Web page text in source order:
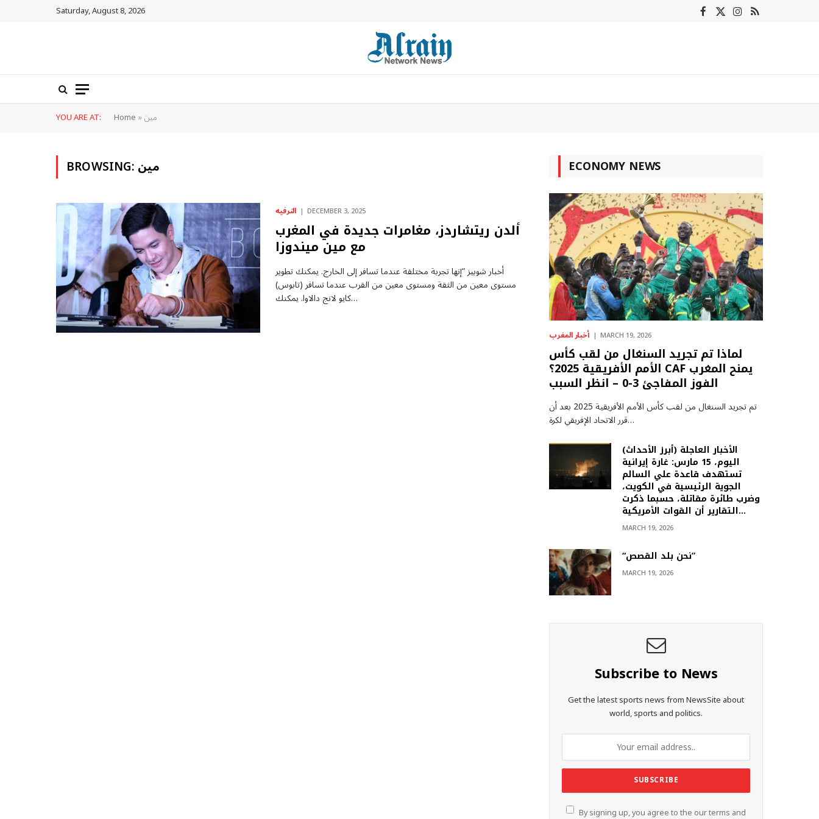
Saturday, August 8, 2026 Facebook
X Instagram
RSS
YOU ARE AT: Home»مين
BROWSING:مين
الترفيه DECEMBER 3, 2025
ألدن ريتشاردز، مغامرات جديدة في المغرب
مع مين ميندوزا
أخبار شوبيز “إنها تجربة مختلفة عندما تسافر إلى الخارج. يمكنك تطوير
مستوى معين من الثقة ومستوى معين من القرب عندما تسافر (تابوس)
كايو لانج دالاوا. يمكنك…
ECONOMY NEWS
أخبار المغرب MARCH 19, 2026
لماذا تم تجريد السنغال من لقب كأس
الأمم الأفريقية 2025؟ CAF يمنح المغرب
الفوز المفاجئ 3-0 – انظر السبب
تم تجريد السنغال من لقب كأس الأمم الأفريقية 2025 بعد أن
قرر الاتحاد الإفريقي لكرة…
(أبرز الأحداث) الأخبار العاجلة
اليوم، 15 مارس: غارة إيرانية
تستهدف قاعدة علي السالم
الجوية الرئيسية في الكويت،
وضرب طائرة مقاتلة، حسبما ذكرت
التقارير أن القوات الأمريكية…
MARCH 19, 2026
“نحن بلد القصص”
MARCH 19, 2026
Subscribe to News
Get the latest sports news from NewsSite about
world, sports and politics.
By signing up, you agree to the our terms and